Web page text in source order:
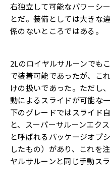
右独立して可能なパワーシ
とだ。装備としては大きな
係のないところではある。
2Lのロイヤルサルーンでも
で装着可能であったが、こ
けの扱いであった。ただし
動によるスライドが可能な
下のグレードではスライド
と、スーパーサルーンエク
と呼ばれるパッケージオプ
したもの）があり、これを
ヤルサルーンと同じ手動ス